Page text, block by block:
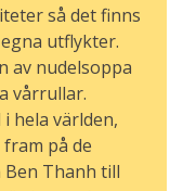
så det finns
utflykter.
av nudelsoppa
vårrullar.
hela världen,
på de
Thanh till